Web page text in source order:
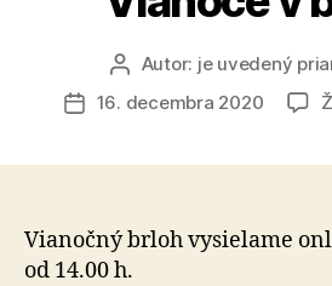
Autor
článku
Autor: je uvedený
Dátum
16. decembra 2020
Vianočný brloh vysielame
od 14.00 h.